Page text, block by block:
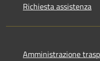
Richiesta assistenza
Amministrazione